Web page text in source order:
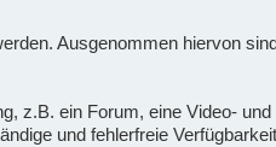
Ausgenommen hiervon
z.B. ein Forum, eine Video-
und fehlerfreie